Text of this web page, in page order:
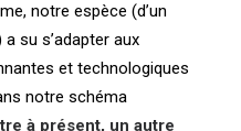
notre espèce (d’un
su s’adapter aux
et technologiques
notre schéma
à présent, un autre